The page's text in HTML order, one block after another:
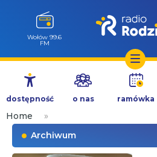
Przejdź
treści
Wołów 99.6
FM
dostępność o nas ramówka
Home
»
Archiwum